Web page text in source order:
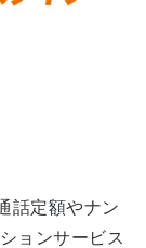
話定額やナン
ョンサービス